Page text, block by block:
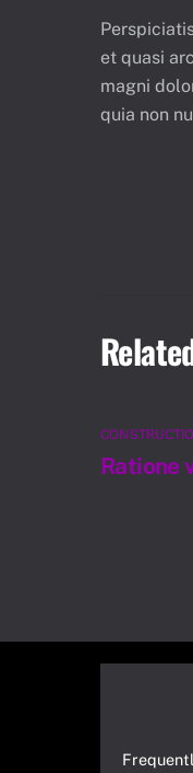
et quasi
magni
quia non
Ratione